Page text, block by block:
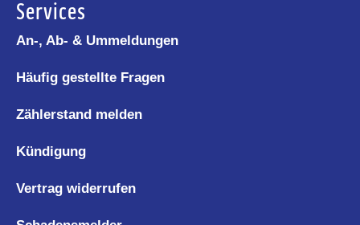
Services
An-, Ab- & Ummeldungen
Häufig gestellte Fragen
Zählerstand melden
Kündigung
Vertrag widerrufen